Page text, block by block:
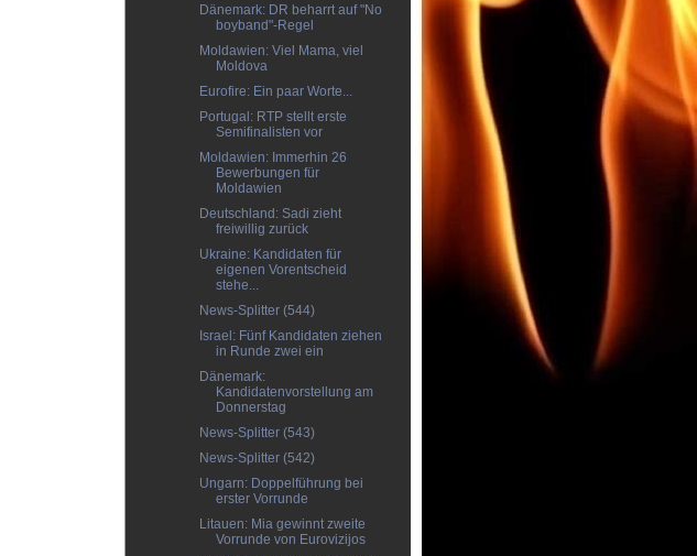
Dänemark: DR beharrt auf "No
boyband"-Regel
Moldawien: Viel Mama, viel
Moldova
Eurofire: Ein paar Worte...
Portugal: RTP stellt erste
Semifinalisten vor
Moldawien: Immerhin 26
Bewerbungen für
Moldawien
Deutschland: Sadi zieht
freiwillig zurück
Ukraine: Kandidaten für
eigenen Vorentscheid
stehe...
News-Splitter (544)
Israel: Fünf Kandidaten ziehen
in Runde zwei ein
Dänemark:
Kandidatenvorstellung am
Donnerstag
News-Splitter (543)
News-Splitter (542)
Ungarn: Doppelführung bei
erster Vorrunde
Litauen: Mia gewinnt zweite
Vorrunde von Eurovizijos